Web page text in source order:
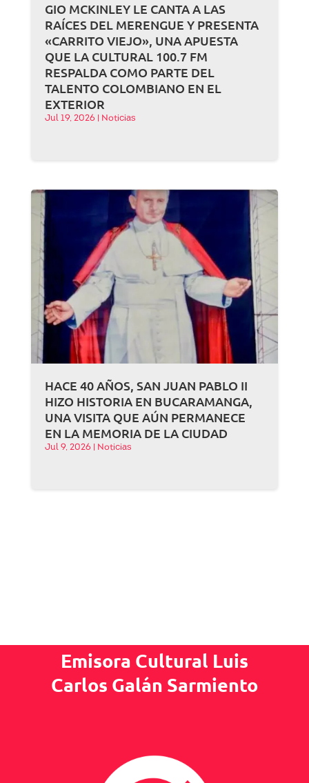
GIO MCKINLEY LE CANTA A LAS
RAÍCES DEL MERENGUE Y PRESENTA
«CARRITO VIEJO», UNA APUESTA
QUE LA CULTURAL 100.7 FM
RESPALDA COMO PARTE DEL
TALENTO COLOMBIANO EN EL
EXTERIOR
Jul 19, 2026 Noticias
HACE 40 AÑOS, SAN JUAN PABLO II
HIZO HISTORIA EN BUCARAMANGA,
UNA VISITA QUE AÚN PERMANECE
EN LA MEMORIA DE LA CIUDAD
Jul 9, 2026 Noticias
Emisora Cultural Luis
Carlos Galán Sarmiento